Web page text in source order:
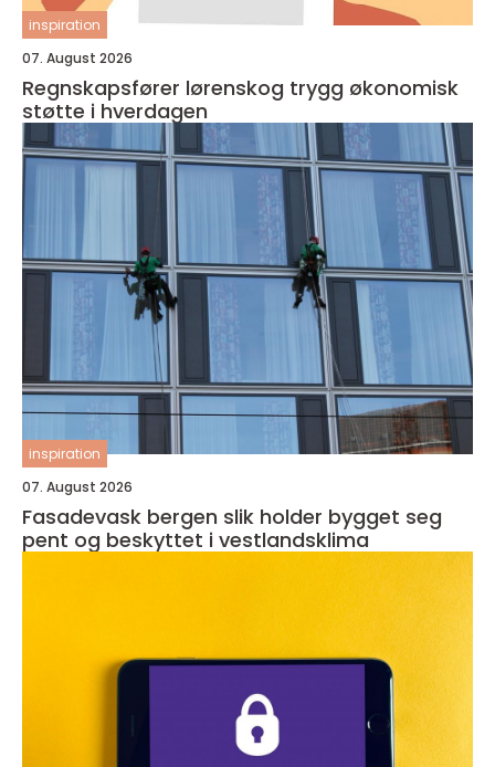
inspiration
07. August 2026
Regnskapsfører lørenskog trygg økonomisk
støtte i hverdagen
inspiration
07. August 2026
Fasadevask bergen slik holder bygget seg
pent og beskyttet i vestlandsklima